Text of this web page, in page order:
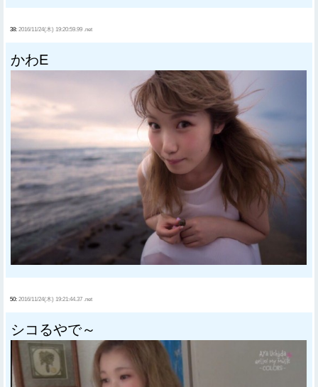
38: 2016/11/24(木) 19:20:59.99 .net
かわE
50: 2016/11/24(木) 19:21:44.37 .net
シコるやで～